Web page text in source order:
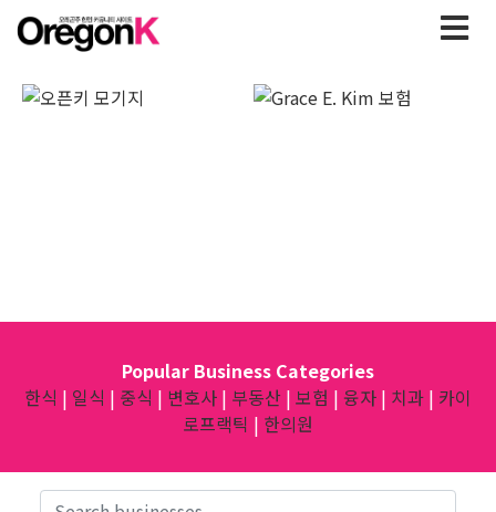
Popular Business Categories
한식 | 일식 | 중식 | 변호사 | 부동산 | 보험 | 융자 | 치과 | 카이
로프랙틱 | 한의원